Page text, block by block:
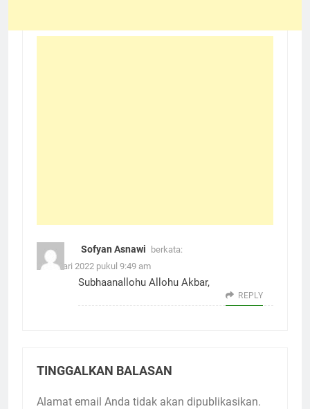
Sofyan Asnawi berkata:
8 Januari 2022 pukul 9:49 am
Subhaanallohu Allohu Akbar,
REPLY
TINGGALKAN BALASAN
Alamat email Anda tidak akan dipublikasikan.